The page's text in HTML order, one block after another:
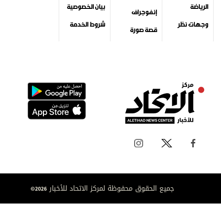
الرياضة
وجهات نظر
إنفوجراف
قصة صورة
بيان الخصوصية
شروط الخدمة
جميع الحقوق محفوظة لمركز الاتحاد للأخبار 2026©